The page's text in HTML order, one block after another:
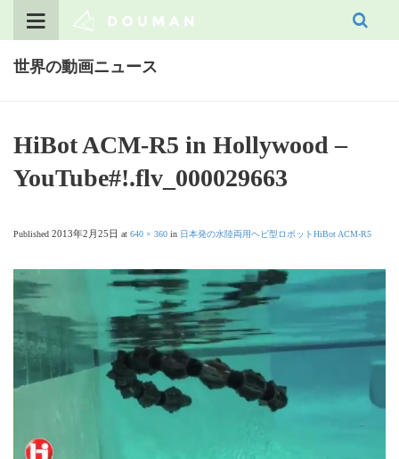
世界の動画ニュース
HiBot ACM-R5 in Hollywood –
YouTube#!.flv_000029663
Published 2013年2月25日 at 640 × 360 in 日本発の水陸両用ヘビ型ロボットHiBot ACM-R5